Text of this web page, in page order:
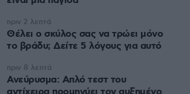
Θέλει ο σκύλος σας να τρώει μόνο
το βράδυ; Δείτε 5 λόγους για αυτό
πριν 2 λεπτά
Ανεύρυσμα: Απλό τεστ του
πριν 8 λεπτά